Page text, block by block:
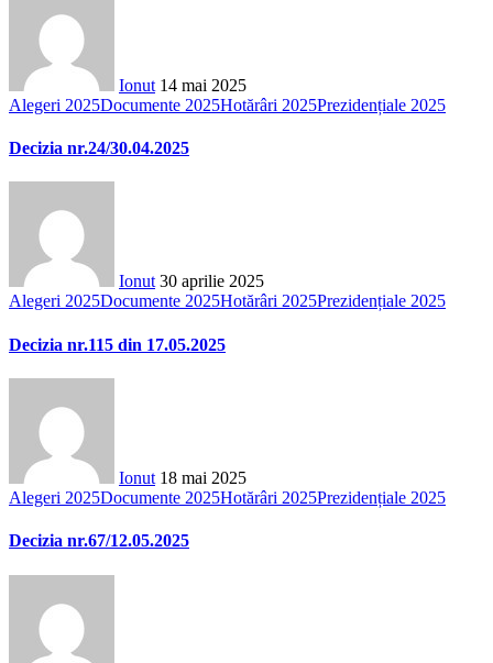
Ionut 14 mai 2025
Alegeri 2025Documente 2025Hotărâri 2025Prezidențiale 2025
Decizia nr.24/30.04.2025
Ionut 30 aprilie 2025
Alegeri 2025Documente 2025Hotărâri 2025Prezidențiale 2025
Decizia nr.115 din 17.05.2025
Ionut 18 mai 2025
Alegeri 2025Documente 2025Hotărâri 2025Prezidențiale 2025
Decizia nr.67/12.05.2025